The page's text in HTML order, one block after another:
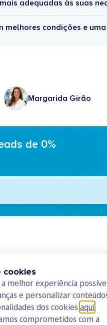
adequadas às suas
melhores condições e
Margarida Girão
de 0%
cookies
melhor experiência
e personalizar
dos cookies aqui
comprometidos com a